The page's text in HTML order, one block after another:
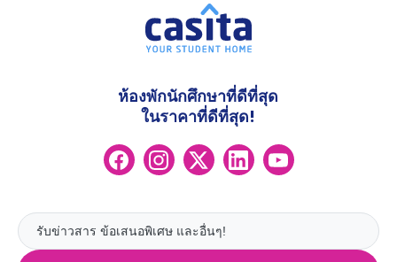
ห้องพักนักศึกษาที่ดีที่สุด
ในราคาที่ดีที่สุด!